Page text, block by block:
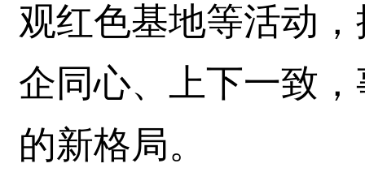
观红色基地等活动
企同心、上下一致
的新格局。